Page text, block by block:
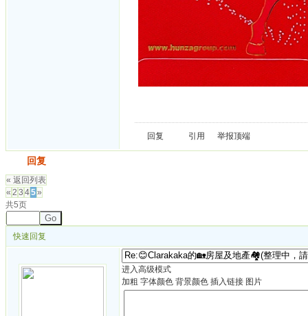
回复 引用 举报顶端
回复
« 返回列表
« 2 3 45»
共5页
Go
快速回复
进入高级模式
加粗 字体颜色 背景颜色 插入链接 图片